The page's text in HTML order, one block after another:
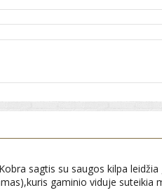
sagtis su saugos kilpa
gaminio viduje